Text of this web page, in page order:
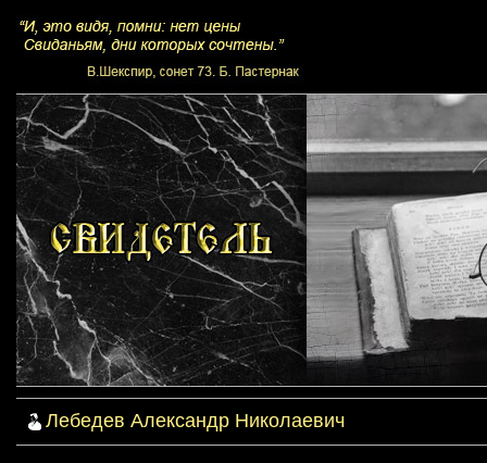
Лебедев Александр Николаевич